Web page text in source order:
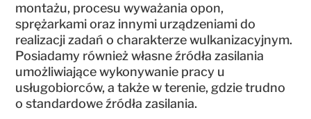
montażu, procesu wyważania opon,
sprężarkami oraz innymi urządzeniami do
realizacji zadań o charakterze wulkanizacyjnym.
Posiadamy również własne źródła zasilania
umożliwiające wykonywanie pracy u
usługobiorców, a także w terenie, gdzie trudno
o standardowe źródła zasilania.